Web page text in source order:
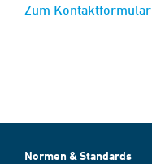
Zum Kontaktformular
Normen & Standards